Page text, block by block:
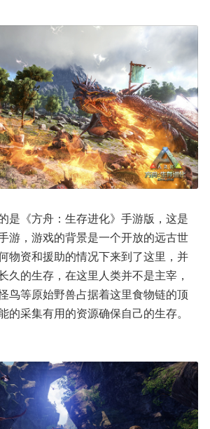
是《方舟：生存进化》手游版，这是
游，游戏的背景是一个开放的远古世
物资和援助的情况下来到了这里，并
久的生存，在这里人类并不是主宰，
鸟等原始野兽占据着这里食物链的顶
的采集有用的资源确保自己的生存。